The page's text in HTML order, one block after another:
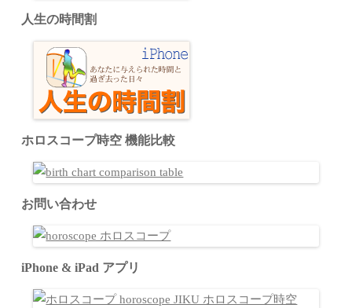
人生の時間割
ホロスコープ時空 機能比較
お問い合わせ
iPhone & iPad アプリ